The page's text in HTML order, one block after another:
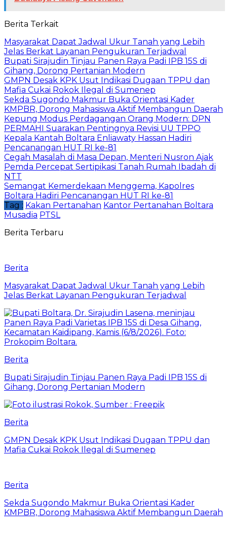
Berita Terkait
Masyarakat Dapat Jadwal Ukur Tanah yang Lebih
Jelas Berkat Layanan Pengukuran Terjadwal
Bupati Sirajudin Tinjau Panen Raya Padi IPB 15S di
Gihang, Dorong Pertanian Modern
GMPN Desak KPK Usut Indikasi Dugaan TPPU dan
Mafia Cukai Rokok Ilegal di Sumenep
Sekda Sugondo Makmur Buka Orientasi Kader
KMPBR, Dorong Mahasiswa Aktif Membangun Daerah
Kepung Modus Perdagangan Orang Modern: DPN
PERMAHI Suarakan Pentingnya Revisi UU TPPO
‎Kepala Kantah Boltara Enliawaty Hassan Hadiri
Pencanangan HUT RI ke-81
Cegah Masalah di Masa Depan, Menteri Nusron Ajak
Pemda Percepat Sertipikasi Tanah Rumah Ibadah di
NTT
‎Semangat Kemerdekaan Menggema, Kapolres
Boltara Hadiri Pencanangan HUT RI ke-81
Tag : Kakan Pertanahan Kantor Pertanahan Boltara
Musadia PTSL
Berita Terbaru
Berita
Masyarakat Dapat Jadwal Ukur Tanah yang Lebih
Jelas Berkat Layanan Pengukuran Terjadwal
Berita
Bupati Sirajudin Tinjau Panen Raya Padi IPB 15S di
Gihang, Dorong Pertanian Modern
Berita
GMPN Desak KPK Usut Indikasi Dugaan TPPU dan
Mafia Cukai Rokok Ilegal di Sumenep
Berita
Sekda Sugondo Makmur Buka Orientasi Kader
KMPBR, Dorong Mahasiswa Aktif Membangun Daerah